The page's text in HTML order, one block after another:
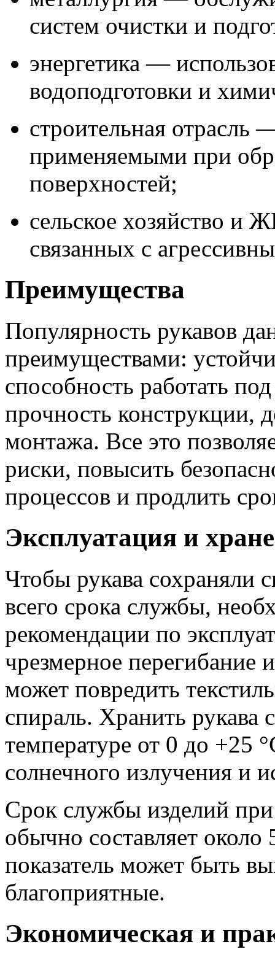
систем очистки и
энергетика —
водоподготовки и
строительная отрасль
применяемыми при
поверхностей;
сельское хозяйство
связанных с
Преимущества
Популярность рукавов
преимуществами:
способность работать
прочность конструкции,
монтажа. Все это
риски, повысить
процессов и продлить
Эксплуатация и
Чтобы рукава сохраняли
всего срока службы,
рекомендации по
чрезмерное перегибание
может повредить
спираль. Хранить рукава
температуре от 0 до +25
солнечного излучения и
Срок службы изделий
обычно составляет около
показатель может быть
благоприятные.
Экономическая и